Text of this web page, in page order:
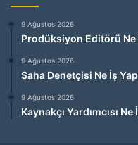
9 Ağustos 2026
Prodüksiyon Editörü Ne
9 Ağustos 2026
Saha Denetçisi Ne İş
9 Ağustos 2026
Kaynakçı Yardımcısı